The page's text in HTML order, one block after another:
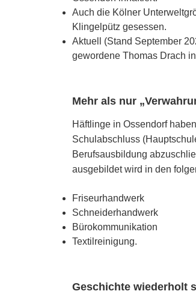
Auch die Kölner
Klingelpütz gesessen.
Aktuell (Stand September
gewordene Thomas Drach
Mehr als nur
Häftlinge in Ossendorf
Schulabschluss
Berufsausbildung
ausgebildet wird in den
Friseurhandwerk
Schneiderhandwerk
Bürokommunikation
Textilreinigung.
Geschichte wiederholt